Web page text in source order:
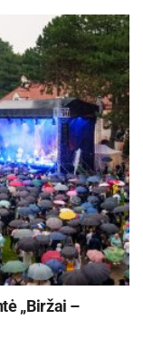
pažymima
„Biržai –